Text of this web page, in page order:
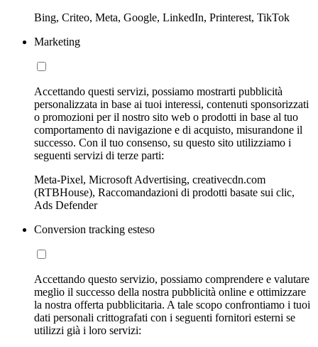
Bing, Criteo, Meta, Google, LinkedIn, Printerest, TikTok
Marketing
Accettando questi servizi, possiamo mostrarti pubblicità
personalizzata in base ai tuoi interessi, contenuti sponsorizzati
o promozioni per il nostro sito web o prodotti in base al tuo
comportamento di navigazione e di acquisto, misurandone il
successo. Con il tuo consenso, su questo sito utilizziamo i
seguenti servizi di terze parti:
Meta-Pixel, Microsoft Advertising, creativecdn.com
(RTBHouse), Raccomandazioni di prodotti basate sui clic,
Ads Defender
Conversion tracking esteso
Accettando questo servizio, possiamo comprendere e valutare
meglio il successo della nostra pubblicità online e ottimizzare
la nostra offerta pubblicitaria. A tale scopo confrontiamo i tuoi
dati personali crittografati con i seguenti fornitori esterni se
utilizzi già i loro servizi: